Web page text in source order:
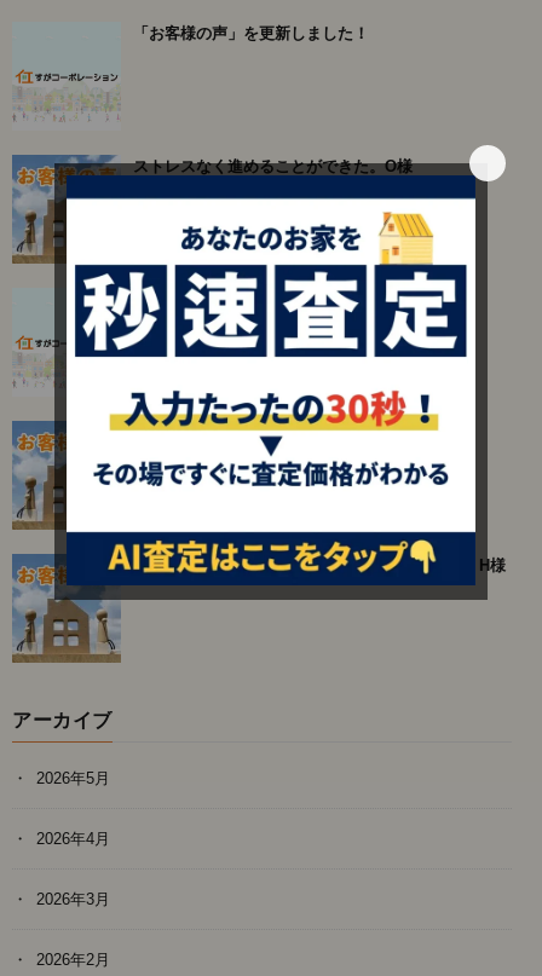
「お客様の声」を更新しました！
ストレスなく進めることができた。O様
「お客様の声」を更新しました！
とても信頼できる諸対応で満足した。T様
返信などの対応が早かったのがありがたかった。H様
アーカイブ
2026年5月
2026年4月
2026年3月
2026年2月